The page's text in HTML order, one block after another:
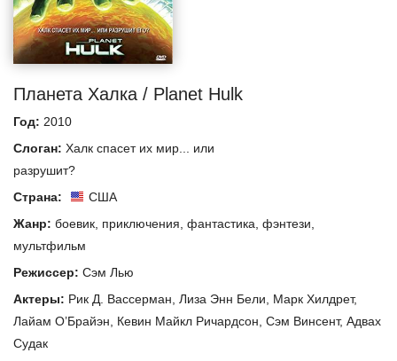
Планета Халка / Planet Hulk
Год: 2010
Слоган: Халк спасет их мир... или
разрушит?
Страна:
США
Жанр: боевик приключения фантастика фэнтези
мультфильм
Режиссер: Сэм Лью
Актеры: Рик Д. Вассерман Лиза Энн Бели Марк Хилдрет,
Лайам О’Брайэн
Кевин Майкл Ричардсон Сэм Винсент, Адвах
Судак